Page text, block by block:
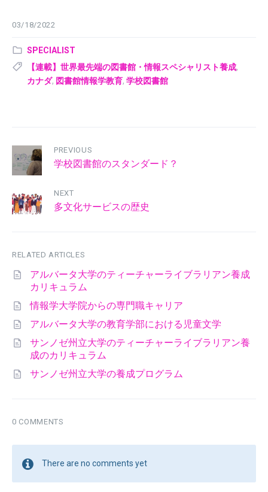
03/18/2022
Category:
SPECIALIST
Tags:
【連載】世界最先端の図書館・情報スペシャリスト養成,
カナダ, 図書館情報学教育, 学校図書館
PREVIOUS
学校図書館のスタンダード？
NEXT
多文化サービスの歴史
RELATED ARTICLES
アルバータ大学のティーチャーライブラリアン養成
カリキュラム
情報学大学院からの専門職キャリア
アルバータ大学の教育学部における児童文学
サンノゼ州立大学のティーチャーライブラリアン養
成のカリキュラム
サンノゼ州立大学の養成プログラム
0 COMMENTS
There are no comments yet